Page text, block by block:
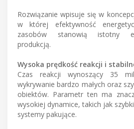
Rozwiązanie wpisuje się w
w której efektywność
zasobów stanowią istotny
produkcją.
Wysoka prędkość reakcji i
Czas reakcji wynoszący 35
wykrywanie bardzo małych oraz
obiektów. Parametr ten ma
wysokiej dynamice, takich jak
systemy pakujące.